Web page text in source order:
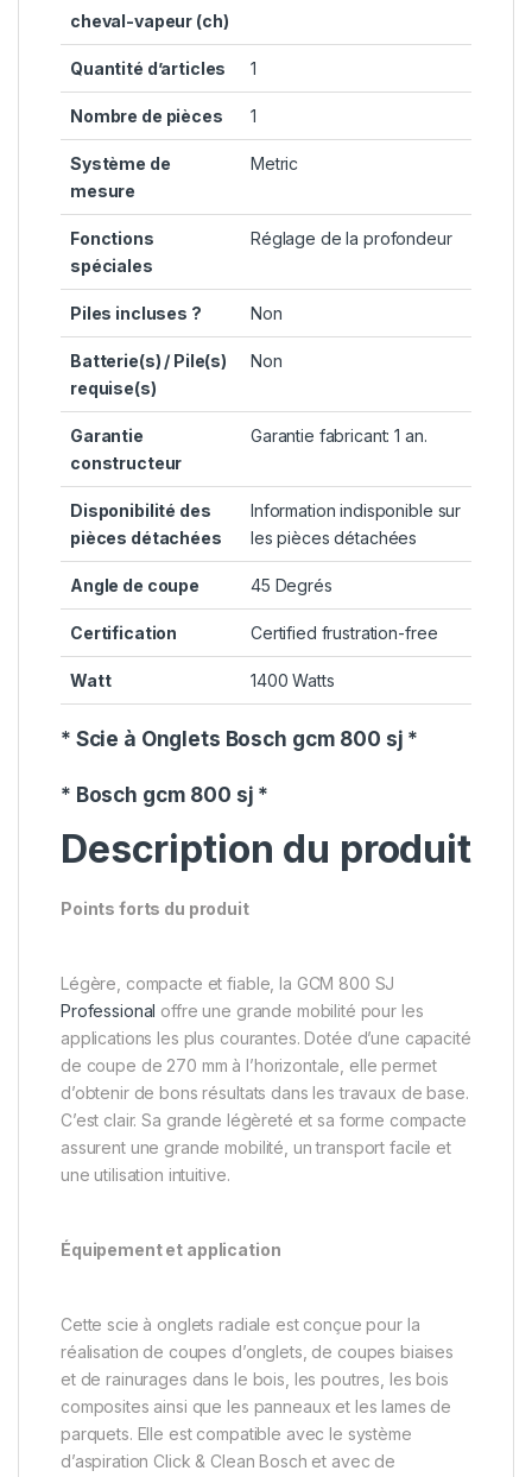
cheval-vapeur (ch)
Quantité d’articles ‎1
Nombre de pièces ‎1
Système de
mesure
‎Metric
Fonctions
spéciales
‎Réglage de la profondeur
Piles incluses ? ‎Non
Batterie(s) / Pile(s)
requise(s)
‎Non
Garantie
constructeur
‎Garantie fabricant: 1 an.
Disponibilité des
pièces détachées
‎Information indisponible sur
les pièces détachées
Angle de coupe ‎45 Degrés
Certification ‎Certified frustration-free
Watt ‎1400 Watts
* Scie à Onglets Bosch gcm 800 sj *
* Bosch gcm 800 sj *
Description du produit
Points forts du produit
Légère, compacte et fiable, la GCM 800 SJ
Professional offre une grande mobilité pour les
applications les plus courantes. Dotée d’une capacité
de coupe de 270 mm à l’horizontale, elle permet
d’obtenir de bons résultats dans les travaux de base.
C’est clair. Sa grande légèreté et sa forme compacte
assurent une grande mobilité, un transport facile et
une utilisation intuitive.
Équipement et application
Cette scie à onglets radiale est conçue pour la
réalisation de coupes d’onglets, de coupes biaises
et de rainurages dans le bois, les poutres, les bois
composites ainsi que les panneaux et les lames de
parquets. Elle est compatible avec le système
d’aspiration Click & Clean Bosch et avec de